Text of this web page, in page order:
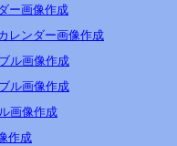
ー画像作成
レンダー画像作成
ル画像作成
ル画像作成
画像作成
作成